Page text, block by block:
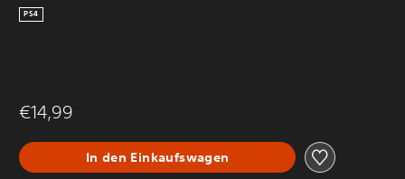
PS4
€14,99
In den Einkaufswagen